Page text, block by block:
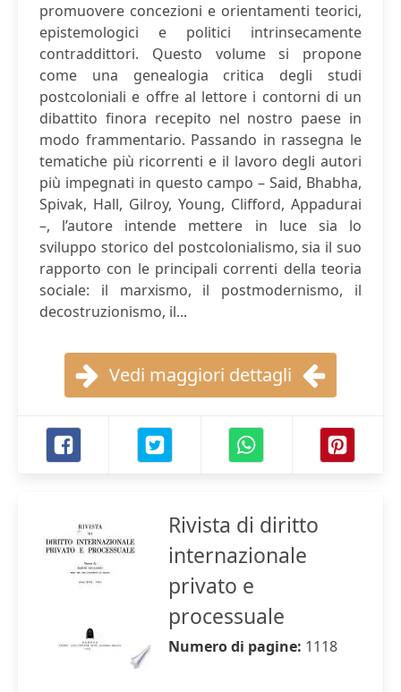
promuovere concezioni e orientamenti teorici,
epistemologici e politici intrinsecamente
contraddittori. Questo volume si propone
come una genealogia critica degli studi
postcoloniali e offre al lettore i contorni di un
dibattito finora recepito nel nostro paese in
modo frammentario. Passando in rassegna le
tematiche più ricorrenti e il lavoro degli autori
più impegnati in questo campo – Said, Bhabha,
Spivak, Hall, Gilroy, Young, Clifford, Appadurai
–, l’autore intende mettere in luce sia lo
sviluppo storico del postcolonialismo, sia il suo
rapporto con le principali correnti della teoria
sociale: il marxismo, il postmodernismo, il
decostruzionismo, il...
Vedi maggiori dettagli
Rivista di diritto
internazionale
privato e
processuale
Numero di pagine: 1118